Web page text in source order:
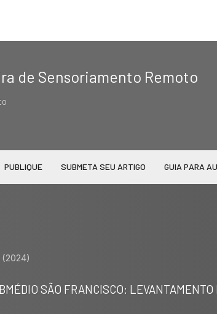
de Sensoriamento Remoto
PUBLIQUE SUBMETA SEU ARTIGO GUIA PARA
SÃO FRANCISCO: LEVANTAMENTO